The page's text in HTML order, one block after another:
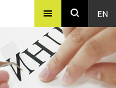
EN